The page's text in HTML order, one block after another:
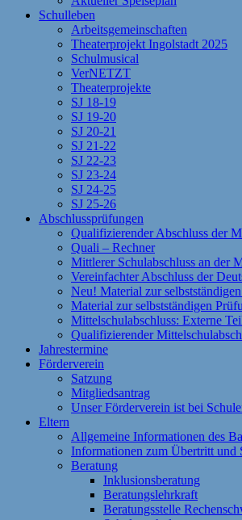
Schulleben
Arbeitsgemeinschaften
Theaterprojekt Ingolstadt 2025
Schulmusical
VerNETZT
Theaterprojekte
SJ 18-19
SJ 19-20
SJ 20-21
SJ 21-22
SJ 22-23
SJ 23-24
SJ 24-25
SJ 25-26
Abschlussprüfungen
Qualifizierender Abschluss der
Quali – Rechner
Mittlerer Schulabschluss an der
Vereinfachter Abschluss der
Neu! Material zur
Material zur selbstständigen
Mittelschulabschluss: Externe
Qualifizierender
Jahrestermine
Förderverein
Satzung
Mitgliedsantrag
Unser Förderverein ist bei
Eltern
Allgemeine Informationen des
Informationen zum Übertritt und
Beratung
Inklusionsberatung
Beratungslehrkraft
Beratungsstelle